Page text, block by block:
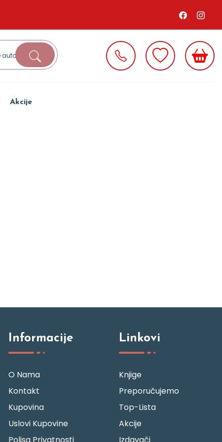
Akcije
Informacije
O Nama
Kontakt
Kupovina
Uslovi Kupovine
Linkovi
Knjige
Preporučujemo
Top-Lista
Akcije